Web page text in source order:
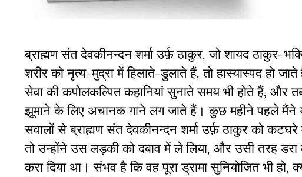
ब्राह्मण संत देवकीनन्दन शर्मा उर्फ़ ठाकुर, जो शायद
शरीर को नृत्य-मुद्रा में हिलाते-डुलाते हैं, तो हास्यास्पद हो
सेवा की कपोलकल्पित कहानियां सुनाते समय भी होते हैं, और
झूमाने के लिए अचानक गाने लग जाते हैं। कुछ महीने पहले मैंने
सवालों से ब्राह्मण संत देवकीनन्दन शर्मा उर्फ़ ठाकुर को
तो उन्होंने उस लड़की को दबाव में ले लिया, और उसी तरह डरा
करा दिया था। संभव है कि वह पूरा ड्रामा सुनियोजित भी